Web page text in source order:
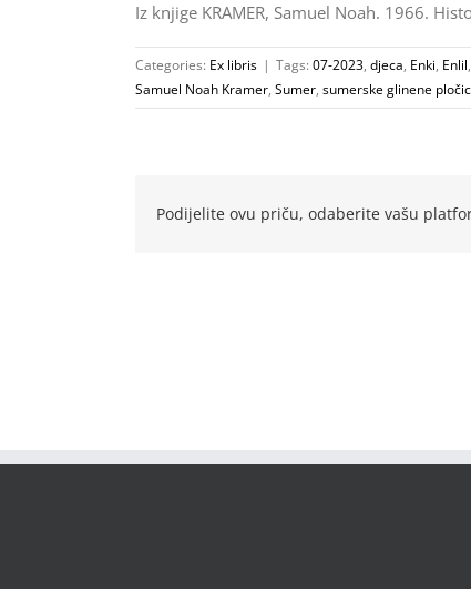
Iz knjige KRAMER, Samuel Noah. 1966.
Categories: Ex libris | Tags: 07-2023, djeca, Enki, Enlil,
Samuel Noah Kramer, Sumer, sumerske glinene
Podijelite ovu priču, odaberite vašu